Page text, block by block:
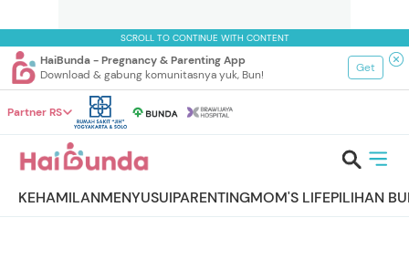
SCROLL TO CONTINUE WITH CONTENT
HaiBunda - Pregnancy & Parenting App
Download & gabung komunitasnya yuk, Bun!
Get
Partner RS
KEHAMILANMENYUSUIPARENTINGMOM'S LIFEPILIHAN